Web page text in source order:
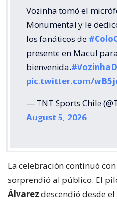
Vozinha tomó el
Monumental y le
los fanáticos de
presente en Macul
bienvenida.
pic.twitter.com/
— TNT Sports Chile
August 5, 2026
La celebración continuó
sorprendió al público. El
Álvarez descendió desde